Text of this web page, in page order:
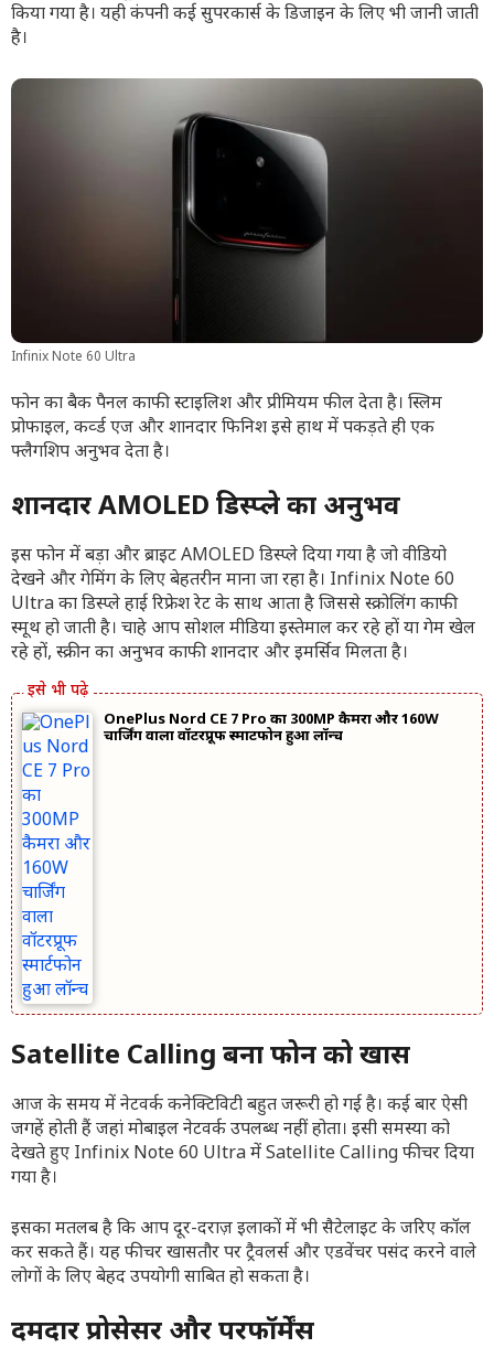
किया गया है। यही कंपनी कई सुपरकार्स के डिजाइन के लिए भी जानी जाती
है।
Infinix Note 60 Ultra
फोन का बैक पैनल काफी स्टाइलिश और प्रीमियम फील देता है। स्लिम
प्रोफाइल, कर्व्ड एज और शानदार फिनिश इसे हाथ में पकड़ते ही एक
फ्लैगशिप अनुभव देता है।
शानदार AMOLED डिस्प्ले का अनुभव
इस फोन में बड़ा और ब्राइट AMOLED डिस्प्ले दिया गया है जो वीडियो
देखने और गेमिंग के लिए बेहतरीन माना जा रहा है। Infinix Note 60
Ultra का डिस्प्ले हाई रिफ्रेश रेट के साथ आता है जिससे स्क्रोलिंग काफी
स्मूथ हो जाती है। चाहे आप सोशल मीडिया इस्तेमाल कर रहे हों या गेम खेल
रहे हों, स्क्रीन का अनुभव काफी शानदार और इमर्सिव मिलता है।
OnePlus Nord CE 7 Pro का 300MP कैमरा और 160W
चार्जिंग वाला वॉटरप्रूफ स्मार्टफोन हुआ लॉन्च
Satellite Calling बना फोन को खास
आज के समय में नेटवर्क कनेक्टिविटी बहुत जरूरी हो गई है। कई बार ऐसी
जगहें होती हैं जहां मोबाइल नेटवर्क उपलब्ध नहीं होता। इसी समस्या को
देखते हुए Infinix Note 60 Ultra में Satellite Calling फीचर दिया
गया है।
इसका मतलब है कि आप दूर-दराज़ इलाकों में भी सैटेलाइट के जरिए कॉल
कर सकते हैं। यह फीचर खासतौर पर ट्रैवलर्स और एडवेंचर पसंद करने वाले
लोगों के लिए बेहद उपयोगी साबित हो सकता है।
दमदार प्रोसेसर और परफॉर्मेंस